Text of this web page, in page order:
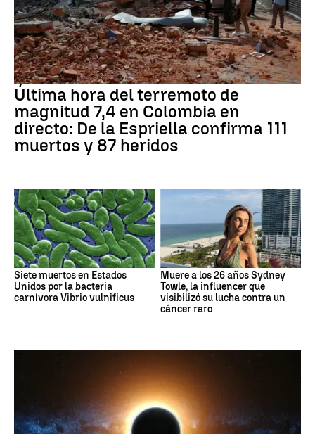
Última hora del terremoto de
magnitud 7,4 en Colombia en
directo: De la Espriella confirma 111
muertos y 87 heridos
Siete muertos en Estados
Unidos por la bacteria
carnívora Vibrio vulnificus
Muere a los 26 años Sydney
Towle, la influencer que
visibilizó su lucha contra un
cáncer raro